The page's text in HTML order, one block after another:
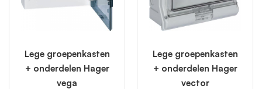
Lege groepenkasten
+ onderdelen Hager
vega
Lege groepenkasten
+ onderdelen Hager
vector